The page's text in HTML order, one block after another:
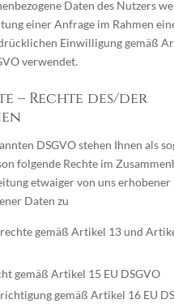
Daten des Nutzers
einer Anfrage im Rahmen
Einwilligung gemäß
verwendet.
– Rechte des/der
DSGVO stehen Ihnen als
folgende Rechte im
etwaiger von uns erhobener
Daten zu
gemäß Artikel 13 und
gemäß Artikel 15 EU DSGVO
gemäß Artikel 16 EU